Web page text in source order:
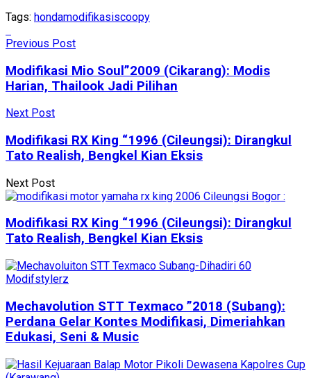
Tags: hondamodifikasiscoopy
Previous Post
Modifikasi Mio Soul”2009 (Cikarang): Modis
Harian, Thailook Jadi Pilihan
Next Post
Modifikasi RX King “1996 (Cileungsi): Dirangkul
Tato Realish, Bengkel Kian Eksis
Next Post
Modifikasi RX King “1996 (Cileungsi): Dirangkul
Tato Realish, Bengkel Kian Eksis
Mechavolution STT Texmaco ”2018 (Subang):
Perdana Gelar Kontes Modifikasi, Dimeriahkan
Edukasi, Seni & Music